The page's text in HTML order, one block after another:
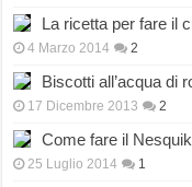
La ricetta per fare il
4 Marzo 2014 2
Biscotti all’acqua di
17 Dicembre 2013 2
Come fare il
25 Luglio 2014 1